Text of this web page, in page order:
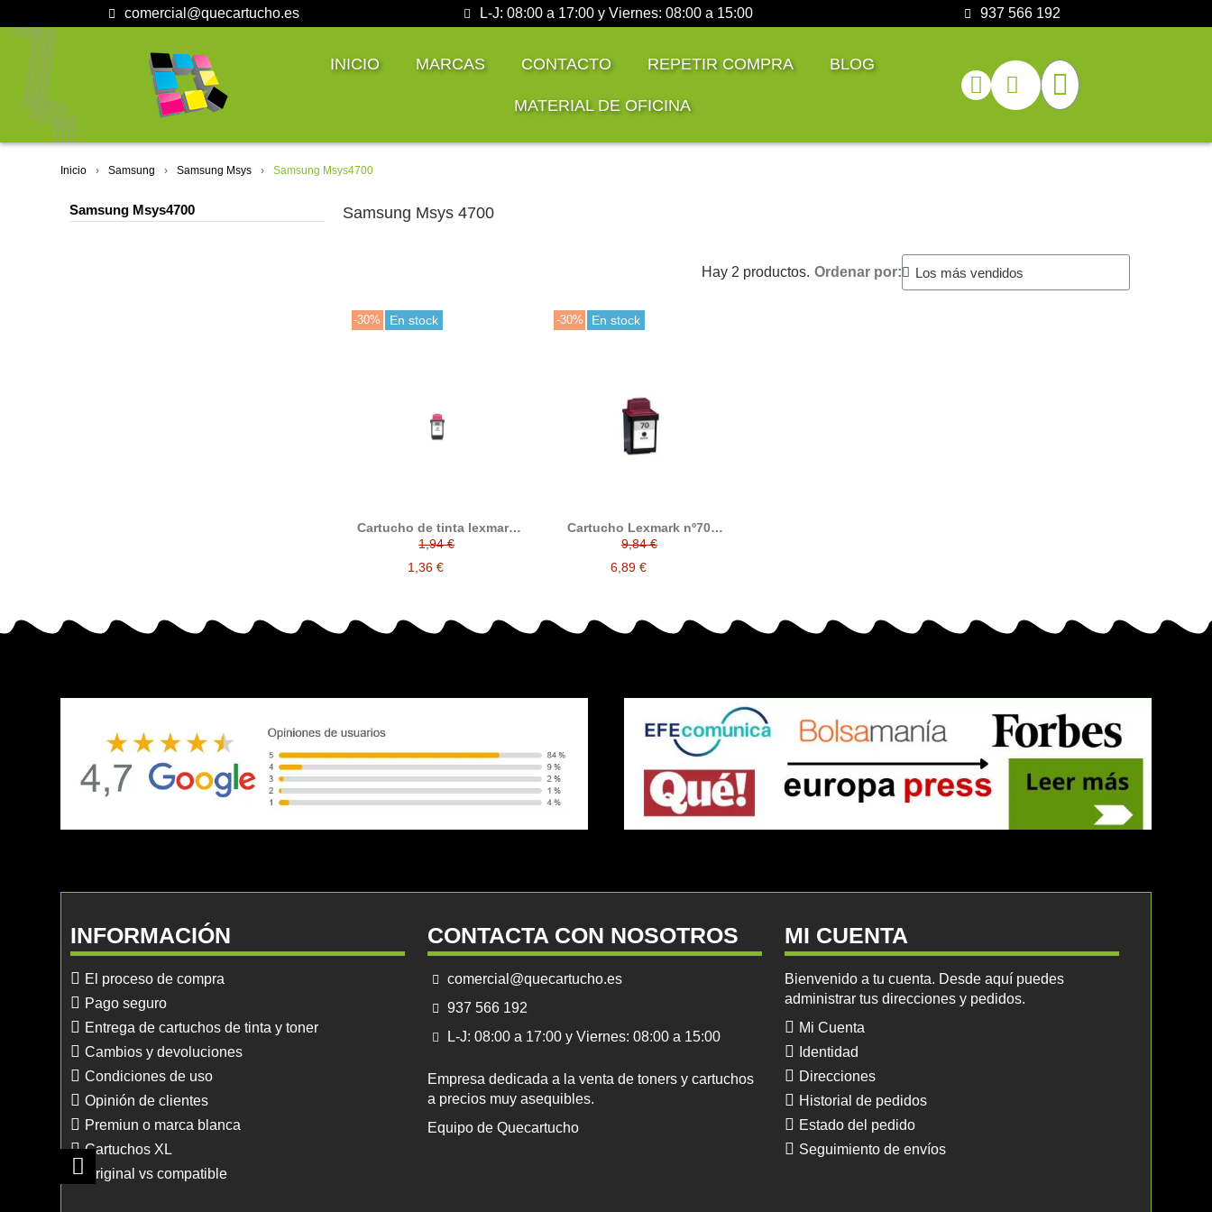
comercial@quecartucho.es L-J: 08:00 a 17:00 y Viernes: 08:00 a 15:00 937 566 192
INICIO MARCAS CONTACTO REPETIR COMPRA BLOG
MATERIAL DE OFICINA
Inicio Samsung Samsung Msys Samsung Msys4700
Samsung Msys4700 Samsung Msys 4700
Hay 2 productos. Ordenar por:
-30% En stock
Cartucho de tinta lexmark
80 tricolor compatible a
original 012A1980E
1,94 €
1,36 €
-30% En stock
Cartucho Lexmark nº70
negro compatible
012AX970E
9,84 €
6,89 €
INFORMACIÓN
El proceso de compra
Pago seguro
Entrega de cartuchos de tinta y toner
Cambios y devoluciones
Condiciones de uso
Opinión de clientes
Premiun o marca blanca
Cartuchos XL
Original vs compatible
CONTACTA CON NOSOTROS
comercial@quecartucho.es
937 566 192
L-J: 08:00 a 17:00 y Viernes: 08:00 a 15:00
Empresa dedicada a la venta de toners y cartuchos
a precios muy asequibles.
Equipo de Quecartucho
MI CUENTA
Bienvenido a tu cuenta. Desde aquí puedes
administrar tus direcciones y pedidos.
Mi Cuenta
Identidad
Direcciones
Historial de pedidos
Estado del pedido
Seguimiento de envíos